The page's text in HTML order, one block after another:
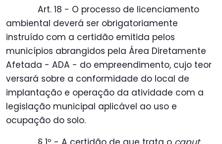
Art. 18 - O processo de licenciamento
ambiental deverá ser obrigatoriamente
instruído com a certidão emitida pelos
municípios abrangidos pela Área Diretamente
Afetada - ADA - do empreendimento, cujo teor
versará sobre a conformidade do local de
implantação e operação da atividade com a
legislação municipal aplicável ao uso e
ocupação do solo.